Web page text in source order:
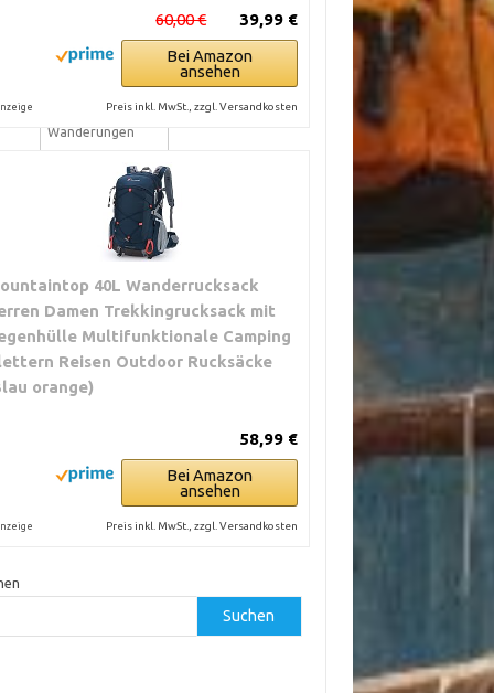
Hochtouren
Kurze alpine
Touren, Grate,
Wanderungen
Mehrtagestouren,
Hüttenritzen,
39,99 €
60,00 €
Bei Amazon
ansehen
Preis inkl. MwSt., zzgl. Versandkosten
40L Wanderrucksack
Damen Trekkingrucksack mit
Multifunktionale Camping
Reisen Outdoor Rucksäcke
orange)
58,99 €
Bei Amazon
ansehen
Preis inkl. MwSt., zzgl. Versandkosten
Suchen